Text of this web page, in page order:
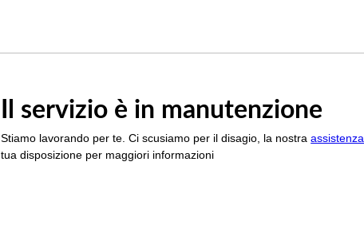
Il servizio è in manutenzione
Stiamo lavorando per te. Ci scusiamo per il disagio, la nostraassistenza
tua disposizione per maggiori informazioni